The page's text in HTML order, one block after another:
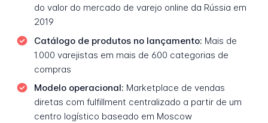
do valor do mercado de varejo online da Rússia em
2019
Catálogo de produtos no lançamento: Mais de
1.000 varejistas em mais de 600 categorias de
compras
Modelo operacional: Marketplace de vendas
diretas com fulfillment centralizado a partir de um
centro logístico baseado em Moscow